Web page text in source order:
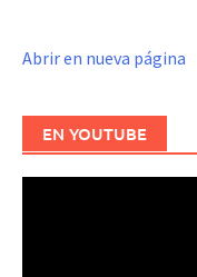
Abrir en nueva página
EN YOUTUBE